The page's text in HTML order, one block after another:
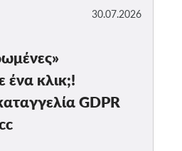
30.07.2026
ένα κλικ;!
GDPR